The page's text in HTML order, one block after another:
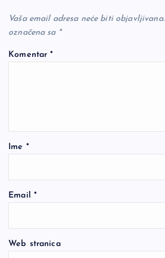
Vaša email adresa neće biti objavljivana.
označena sa *
Komentar*
Ime *
Email *
Web stranica